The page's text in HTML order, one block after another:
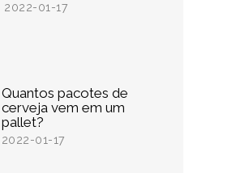
2022-01-17
Quantos pacotes de
cerveja vem em um
pallet?
2022-01-17